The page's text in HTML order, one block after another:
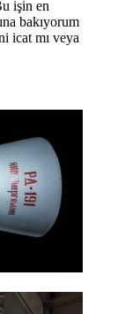
işin en
bakıyorum
icat mı veya